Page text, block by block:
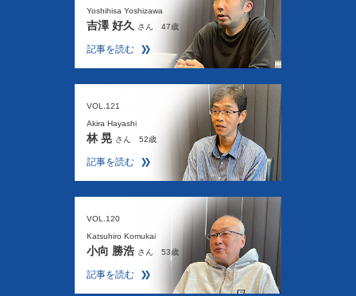
Yoshihisa Yoshizawa
吉澤 好久 さん 47歳
記事を読む
VOL.121
Akira Hayashi
林 晃 さん 52歳
記事を読む
VOL.120
Katsuhiro Komukai
小向 勝浩 さん 53歳
記事を読む